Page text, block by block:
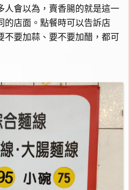
人會以為，賣香腸的就是這一
的店面。點餐時可以告訴店
不要加蒜、要不要加醋，都可